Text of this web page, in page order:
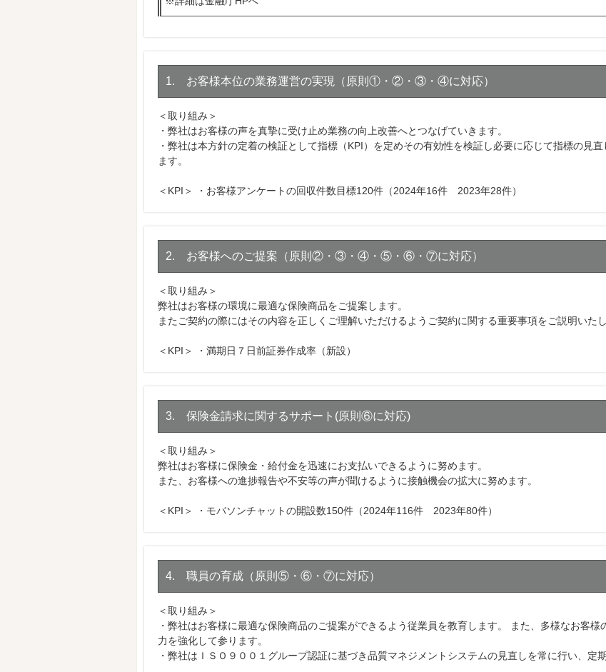
1. お客様本位の業務運営の実現（原則①・②・③・④に対応）
＜取り組み＞
・弊社はお客様の声を真摯に受け止め業務の向上改善へとつなげていきます。
・弊社は本方針の定着の検証として指標（KPI）を定めその有効性を検証し必要に応じて指標の見
ます。
＜KPI＞ ・お客様アンケートの回収件数目標120件（2024年16件 2023年28件）
2. お客様へのご提案（原則②・③・④・⑤・⑥・⑦に対応）
＜取り組み＞
弊社はお客様の環境に最適な保険商品をご提案します。
またご契約の際にはその内容を正しくご理解いただけるようご契約に関する重要事項をご説明いたし
＜KPI＞ ・満期日７日前証券作成率（新設）
3. 保険金請求に関するサポート(原則⑥に対応)
＜取り組み＞
弊社はお客様に保険金・給付金を迅速にお支払いできるように努めます。
また、お客様への進捗報告や不安等の声が聞けるように接触機会の拡大に努めます。
＜KPI＞ ・モバソンチャットの開設数150件（2024年116件 2023年80件）
4. 職員の育成（原則⑤・⑥・⑦に対応）
＜取り組み＞
・弊社はお客様に最適な保険商品のご提案ができるよう従業員を教育します。 また、多様なお客
力を強化して参ります。
・弊社はＩＳＯ９００１グループ認証に基づき品質マネジメントシステムの見直しを常に行い、定